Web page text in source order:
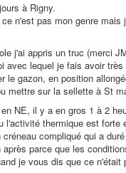
à Rigny.
n'est pas mon genre mais
j'ai appris un truc (merci
avec lequel je fais avoir très
le gazon, en position
mettre sur la sellette à St
NE, il y a en gros 1 à 2
l'activité thermique est forte
compliqué qui a
parce que les
je vous dis que ce